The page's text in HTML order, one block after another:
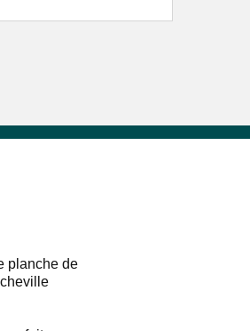
planche de